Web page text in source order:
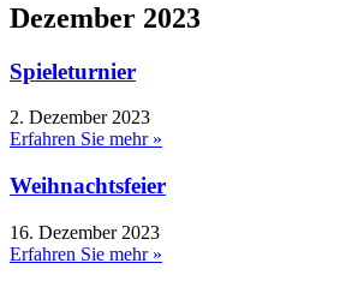
Dezember 2023
Spieleturnier
2. Dezember 2023
Erfahren Sie mehr »
Weihnachtsfeier
16. Dezember 2023
Erfahren Sie mehr »